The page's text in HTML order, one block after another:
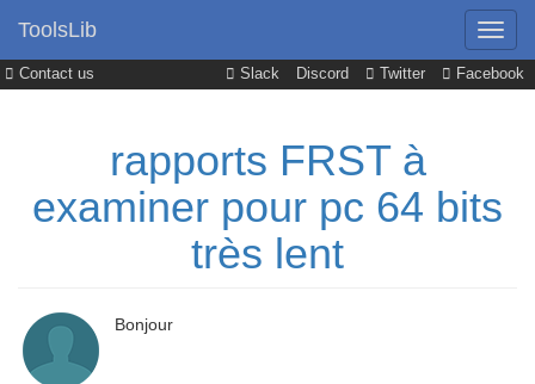
Contact us Slack Discord Twitter Facebook
ToolsLib
rapports FRST à
examiner pour pc 64 bits
très lent
Bonjour